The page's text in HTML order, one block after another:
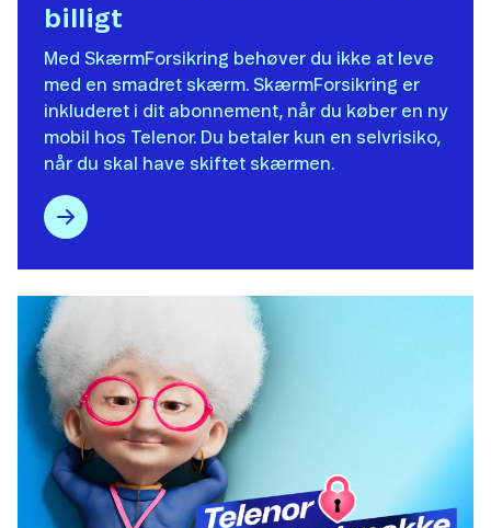
billigt​
Med SkærmForsikring behøver du ikke at leve
med en smadret skærm. SkærmForsikring er
inkluderet i dit abonnement, når du køber en ny
mobil hos Telenor​. Du betaler kun en selvrisiko,
når du skal have skiftet skærmen.